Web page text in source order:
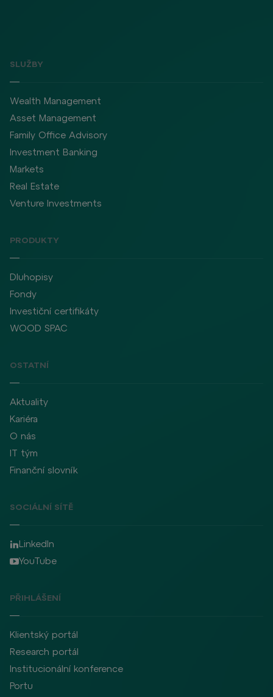
SLUŽBY
Wealth Management
Asset Management
Family Office Advisory
Investment Banking
Markets
Real Estate
Venture Investments
PRODUKTY
Dluhopisy
Fondy
Investiční certifikáty
WOOD SPAC
OSTATNÍ
Aktuality
Kariéra
O nás
IT tým
Finanční slovník
SOCIÁLNÍ SÍTĚ
LinkedIn
YouTube
PŘIHLÁŠENÍ
Klientský portál
Research portál
Institucionální konference
Portu